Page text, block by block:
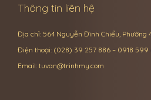
Thông tin liên hệ
Địa chỉ: 564 Nguyễn Đình Chiểu, Phường
Điện thoại: (028) 39 257 886 – 0918 599
Email: tuvan@trinhmy.com